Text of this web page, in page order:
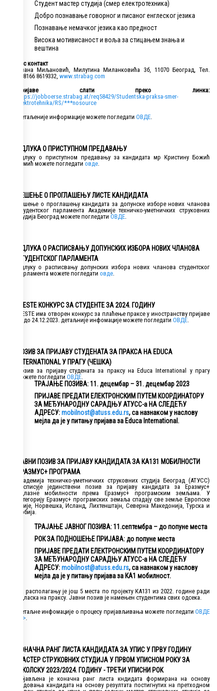
Студент мастер студија (смер електротехника)
Добро познавање говорног и писаног енглеског језика
Познавање немачког језика као предност
Висока мотивисаност и воља за стицањем знања и
вештина
Вас контакт
Ивана Миљановић, Милутина Миланковића 3б, 11070 Београд, Тел.
+38166 8619332, www.strabag.com
Пријаве слати преко линка:
https://jobboerse.strabag.at/req58429/Studentska-praksa-smer-
elektrotehnika/RS/***nosource
Детаљеније информације можете погледати ОВДЕ.
ОДЛУКА О ПРИСТУПНОМ ПРЕДАВАЊУ
Одлуку о приступном предавању за кандидата мр Кристину Божић
Томић можете погледати овде.
РЕШЕЊЕ О ПРОГЛАШЕЊУ ЛИСТЕ КАНДИДАТА
Решење о проглашењу кандидата за допунске изборе нових чланова
Студентског парламента Академије техничко-уметничких струковних
студија Београд можете погледати ОВДЕ.
ОДЛУКА О РАСПИСВАЊУ ДОПУНСКИХ ИЗБОРА НОВИХ ЧЛАНОВА
СТУДЕНТСКОГ ПАРЛАМЕНТА
Одлуку о расписвању допунских избора нових чланова студентског
парламента можете погледати овде.
IAESTE КОНКУРС ЗА СТУДЕНТЕ ЗА 2024. ГОДИНУ
IAESTE има отворен конкурс за плаћење праксе у иностранству пријаве
су до 24.12.2023. детаљније инфомације можете погледати ОВДЕ.
ПОЗИВ ЗА ПРИЈАВУ СТУДЕНАТА ЗА ПРАКСА НА EDUCA
INTERNATIONAL У ПРАГУ (ЧЕШКА)
Позив за пријаву студената за праксу на Educa International у прагу
можете погледати ОВДЕ.
ТРАЈАЊЕ ПОЗИВА: 11. децембар – 31. децембар 2023
ПРИЈАВЕ ПРЕДАТИ ЕЛЕКТРОНСКИМ ПУТЕМ КООРДИНАТОРУ
ЗА МЕЂУНАРОДНУ САРАДЊУ АТУСС-а НА СЛЕДЕЋУ
АДРЕСУ:mobilnost@atuss.edu.rs, са назнаком у наслову
мејла да је у питању пријава за Educa International.
ЈАВНИ ПОЗИВ ЗА ПРИЈАВУ КАНДИДАТА ЗА КА131 МОБИЛНОСТИ
ЕРАЗМУС+ ПРОГРАМА
Академија техничко-уметничких струковних студија Београд (АТУСС)
расписује јединствени позив за пријаву кандидата за Еразмус+
одлазне мобилности према Еразмус+ програмским земљама. У
категорију Еразмус+ програмских земаља спадају све земље Европске
Уније, Норвешка, Исланд, Лихтенштајн, Северна Македонија, Турска и
Србија.
ТРАЈАЊЕ ЈАВНОГ ПОЗИВА: 11.септембра – до попуне места
РОК ЗА ПОДНОШЕЊЕ ПРИЈАВА: до попуне места
ПРИЈАВЕ ПРЕДАТИ ЕЛЕКТРОНСКИМ ПУТЕМ КООРДИНАТОРУ
ЗА МЕЂУНАРОДНУ САРАДЊУ АТУСС-а НА СЛЕДЕЋУ
АДРЕСУ:mobilnost@atuss.edu.rs, са назнаком у наслову
мејла да је у питању пријава за КА1 мобилност.
На располагању је још 5 места по пројекту КА131 из 2022. године ради
одласка на праксу. Јавни позив је намењен студентима свих одсека.
Детаљне инфомације о процесу пријављивања можете погледати ОВДЕ
>>>.
КОНАЧНА РАНГ ЛИСТА КАНДИДАТА ЗА УПИС У ПРВУ ГОДИНУ
МАСТЕР СТРУКОВНИХ СТУДИЈА У ПРВОМ УПИСНОМ РОКУ ЗА
ШКОЛСКУ 2023/2024. ГОДИНУ - ТРЕЋИ УПИСНИ РОК
Објављена је коначна ранг листа кндидата формирана на основу
бодовања кандидата на основу резултата постигнутих на претходном